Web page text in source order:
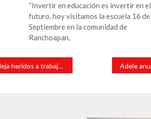
“Invertir en educación es invertir en el
futuro, hoy visitamos la escuela 16 de
Septiembre en la comunidad de
Ranchoapan,
a trabajadores de ICA